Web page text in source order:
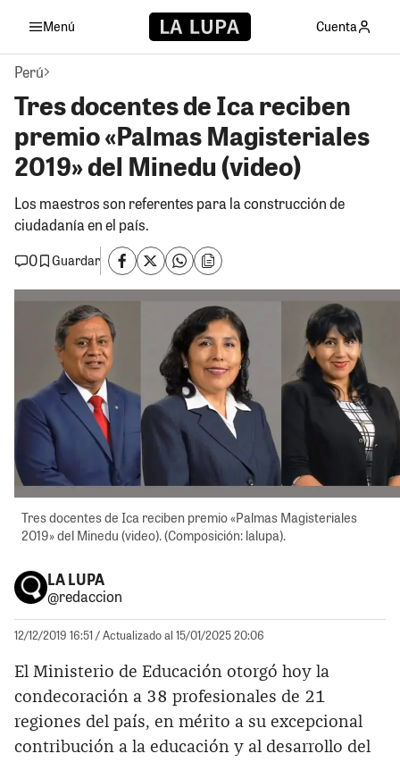
Menú Cuenta
Perú
Tres docentes de Ica reciben
premio «Palmas Magisteriales
2019» del Minedu (video)
Los maestros son referentes para la construcción de
ciudadanía en el país.
0
Guardar
Tres docentes de Ica reciben premio «Palmas Magisteriales
2019» del Minedu (video). (Composición: lalupa).
LA LUPA
@redaccion
12/12/2019 16:51 / Actualizado al 15/01/2025 20:06
El Ministerio de Educación otorgó hoy la
condecoración a 38 profesionales de 21
regiones del país, en mérito a su excepcional
contribución a la educación y al desarrollo del